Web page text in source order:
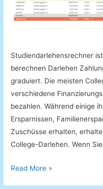
Studiendarlehensrechner
berechnen Darlehen
graduiert. Die meisten
verschiedene
bezahlen. Während einige
Ersparnissen,
Zuschüsse erhalten,
College-Darlehen. Wenn
Studiendarlehensrechner
Read More »